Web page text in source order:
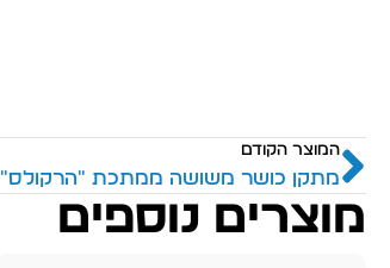
המוצר הקודם
מתקן כושר משושה ממתכת "הרקולס"
מוצרים נוספים